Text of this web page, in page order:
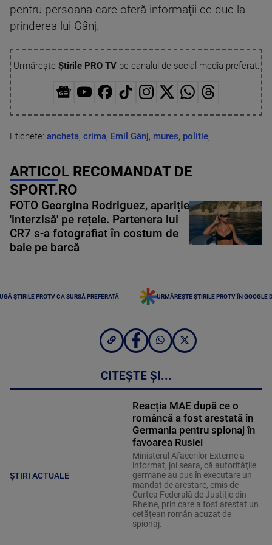
pentru persoana care oferă informaţii ce duc la
prinderea lui Gânj.
Urmărește Știrile PRO TVpe canalul de social media preferat:
Etichete: ancheta, crima, Emil Gânj, mures, politie,
ARTICOL RECOMANDAT DE
SPORT.RO
FOTO Georgina Rodriguez, apariție
'interzisă' pe rețele. Partenera lui
CR7 s-a fotografiat în costum de
baie pe barcă
ȘTIRILE PROTV CA SURSĂ PREFERATĂ URMĂREȘTE ȘTIRILE PROTV ÎN GOOGLE
CITEȘTE ȘI...
ȘTIRI ACTUALE
Reacția MAE după ce o
româncă a fost arestată în
Germania pentru spionaj în
favoarea Rusiei
Ministerul Afacerilor Externe a
informat, joi seara, că autorităţile
germane au pus în executare un
mandat de arestare, emis de
Curtea Federală de Justiţie din
Rheine, prin care a fost arestat un
cetăţean român acuzat de
spionaj.